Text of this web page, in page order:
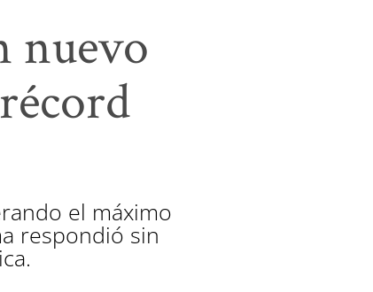
nuevo
el máximo
respondió sin